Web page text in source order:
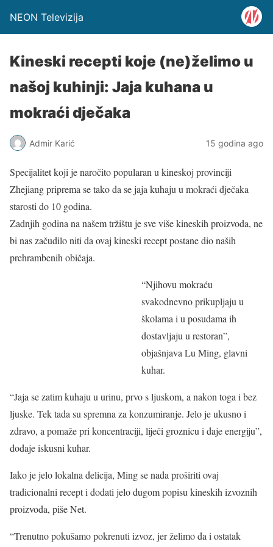
NEON Televizija
Kineski recepti koje (ne)želimo u
našoj kuhinji: Jaja kuhana u
mokraći dječaka
Admir Karić 15 godina ago
Specijalitet koji je naročito popularan u kineskoj provinciji
Zhejiang priprema se tako da se jaja kuhaju u mokraći dječaka
starosti do 10 godina.
Zadnjih godina na našem tržištu je sve više kineskih proizvoda, ne
bi nas začudilo niti da ovaj kineski recept postane dio naših
prehrambenih običaja.
“Njihovu mokraću
svakodnevno prikupljaju u
školama i u posudama ih
dostavljaju u restoran”,
objašnjava Lu Ming, glavni
kuhar.
“Jaja se zatim kuhaju u urinu, prvo s ljuskom, a nakon toga i bez
ljuske. Tek tada su spremna za konzumiranje. Jelo je ukusno i
zdravo, a pomaže pri koncentraciji, liječi groznicu i daje energiju”,
dodaje iskusni kuhar.
Iako je jelo lokalna delicija, Ming se nada proširiti ovaj
tradicionalni recept i dodati jelo dugom popisu kineskih izvoznih
proizvoda, piše Net.
“Trenutno pokušamo pokrenuti izvoz, jer želimo da i ostatak